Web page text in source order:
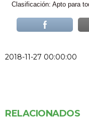
Clasificación: Apto para
2018-11-27 00:00:00
RELACIONADOS